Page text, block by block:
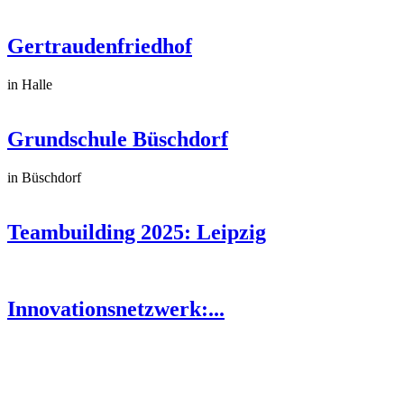
Gertraudenfriedhof
in Halle
Grundschule Büschdorf
in Büschdorf
Teambuilding 2025: Leipzig
Innovationsnetzwerk:...